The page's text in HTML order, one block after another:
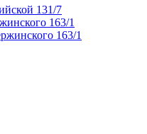
131/7
163/1
163/1